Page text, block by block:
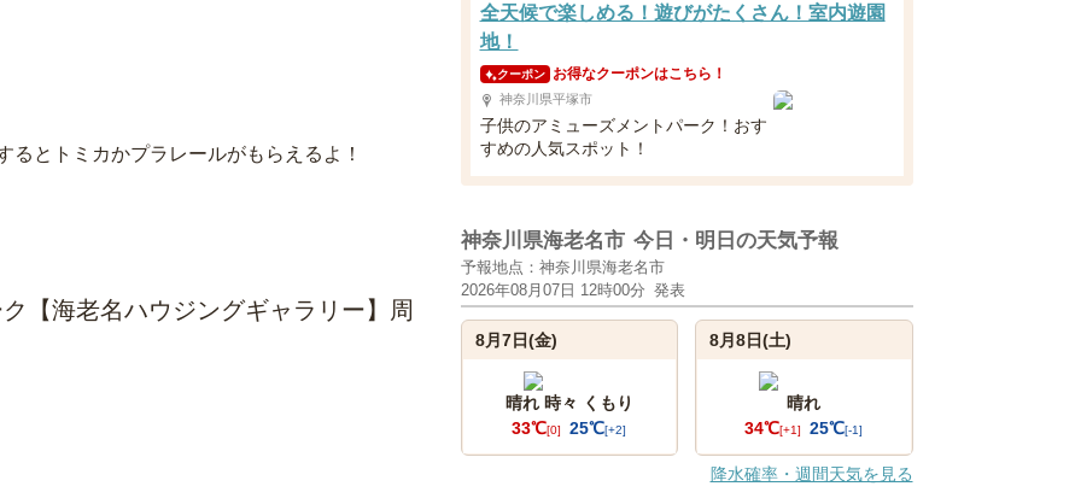
とトミカかプラレールがもらえるよ！
【海老名ハウジングギャラリー】周
全天候で楽しめる！遊びがたくさん！室内遊園
地！
クーポン お得なクーポンはこちら！
神奈川県平塚市
子供のアミューズメントパーク！おす
すめの人気スポット！
神奈川県海老名市 今日・明日の天気予報
予報地点：神奈川県海老名市
2026年08月07日 12時00分 発表
8月7日(金)
晴れ 時々 くもり
33℃[0] 25℃[+2]
8月8日(土)
晴れ
34℃[+1] 25℃[-1]
降水確率・週間天気を見る